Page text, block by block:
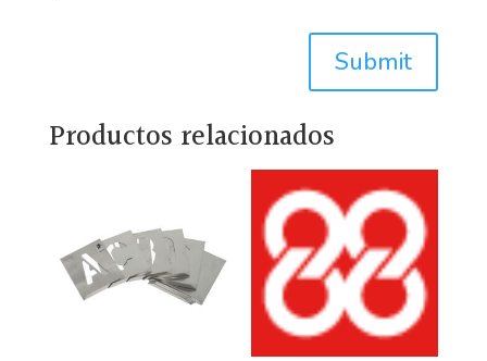
Submit
Productos relacionados